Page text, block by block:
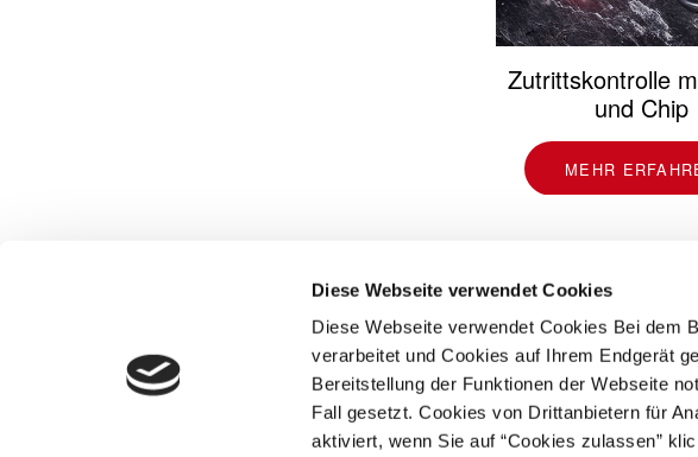
Diese Webseite verwendet Cookies
Diese Webseite verwendet Cookies Bei dem
verarbeitet und Cookies auf Ihrem Endgerät
Bereitstellung der Funktionen der Webseite
Fall gesetzt. Cookies von Drittanbietern für
aktiviert, wenn Sie auf “Cookies zulassen”
Zutrittskontrolle
und Chip
MEHR
überwachung